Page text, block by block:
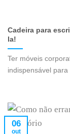
Cadeira para
la!
Ter móveis
indispensável
06
out